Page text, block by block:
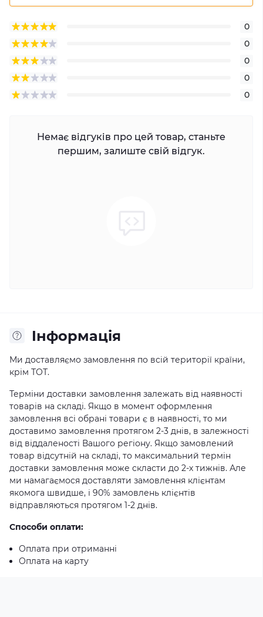
0
0
0
0
0
Немає відгуків про цей товар, станьте
першим, залиште свій відгук.
Iнформація
Ми доставляємо замовлення по всій території країни,
крім ТОТ.
Терміни доставки замовлення залежать від наявності
товарів на складі. Якщо в момент оформлення
замовлення всі обрані товари є в наявності, то ми
доставимо замовлення протягом 2-3 днів, в залежності
від віддаленості Вашого регіону. Якщо замовлений
товар відсутній на складі, то максимальний термін
доставки замовлення може скласти до 2-х тижнів. Але
ми намагаємося доставляти замовлення клієнтам
якомога швидше, і 90% замовлень клієнтів
відправляються протягом 1-2 днів.
Способи оплати:
Оплата при отриманні
Оплата на карту